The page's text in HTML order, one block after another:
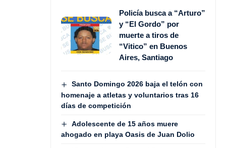
Policía busca a “Arturo”
y “El Gordo” por
muerte a tiros de
“Vitico” en Buenos
Aires, Santiago
Santo Domingo 2026 baja el telón con
homenaje a atletas y voluntarios tras 16
días de competición
Adolescente de 15 años muere
ahogado en playa Oasis de Juan Dolio